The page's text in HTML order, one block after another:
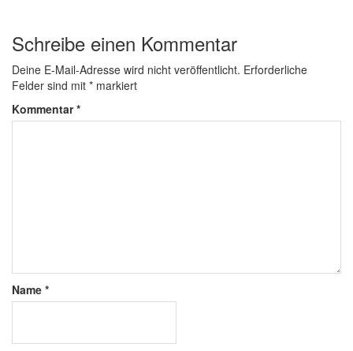
Schreibe einen Kommentar
Deine E-Mail-Adresse wird nicht veröffentlicht. Erforderliche
Felder sind mit * markiert
Kommentar*
Name *